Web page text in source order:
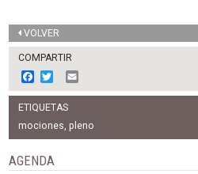
VOLVER
COMPARTIR
F
a
c
e
b
o
o
k
w
i
t
t
e
m
l
ETIQUETAS
mociones, pleno
AGENDA